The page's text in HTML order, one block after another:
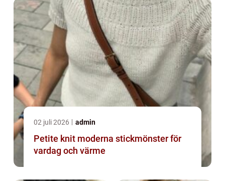
02 juli 2026 admin
Petite knit moderna stickmönster för
vardag och värme